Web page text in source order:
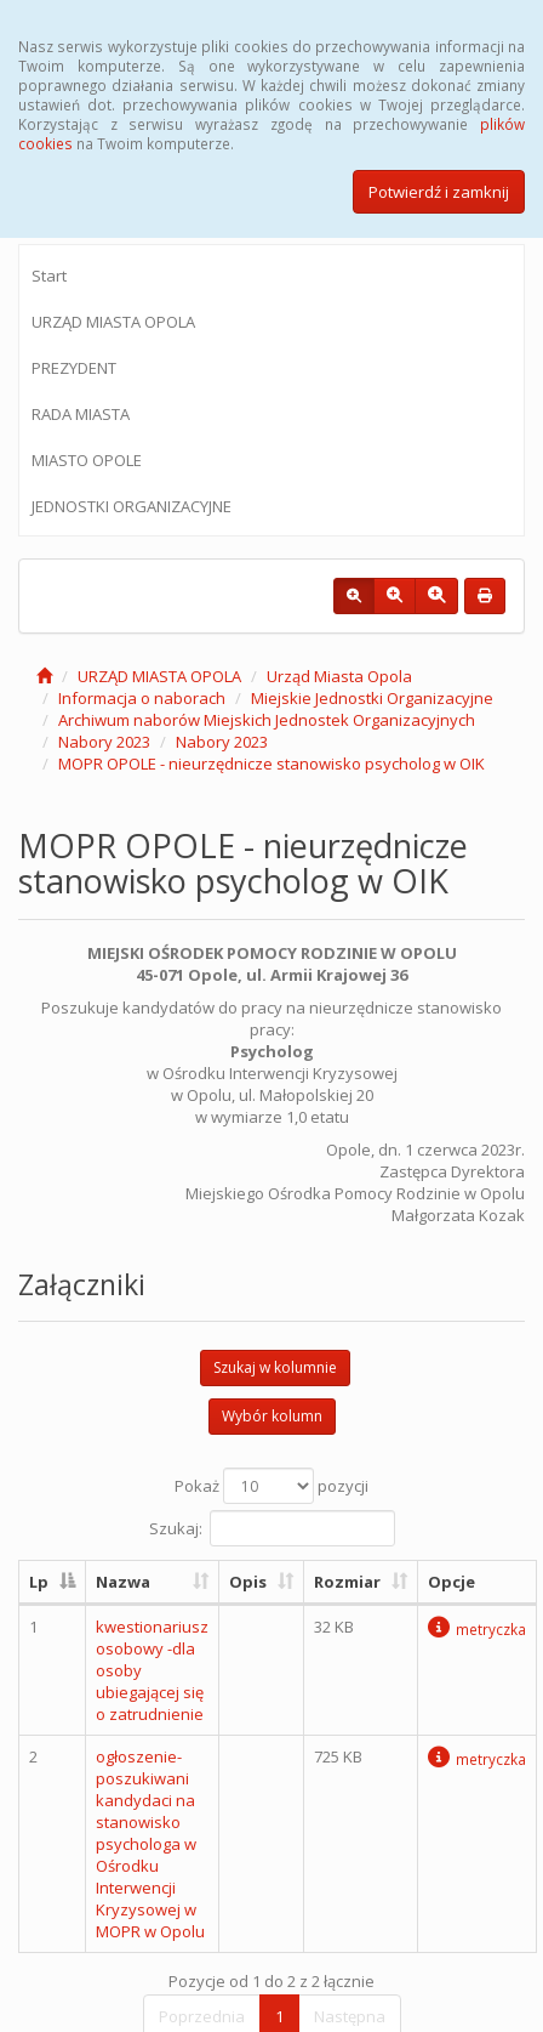
Nasz serwis wykorzystuje pliki cookies do przechowywania informacji na
Twoim komputerze. Są one wykorzystywane w celu zapewnienia
poprawnego działania serwisu. W każdej chwili możesz dokonać zmiany
ustawień dot. przechowywania plików cookies w Twojej przeglądarce.
Korzystając z serwisu wyrażasz zgodę na przechowywanie plików
cookies na Twoim komputerze.
Potwierdź i zamknij
BIULETYN INFORMACJI PUBLICZNEJ
Urzędu Miasta Opola
Start
URZĄD MIASTA OPOLA
PREZYDENT
RADA MIASTA
MIASTO OPOLE
JEDNOSTKI ORGANIZACYJNE
URZĄD MIASTA OPOLA
Urząd Miasta Opola
Informacja o naborach
Miejskie Jednostki Organizacyjne
Archiwum naborów Miejskich Jednostek Organizacyjnych
Nabory 2023
Nabory 2023
MOPR OPOLE - nieurzędnicze stanowisko psycholog w OIK
MOPR OPOLE - nieurzędnicze
stanowisko psycholog w OIK
MIEJSKI OŚRODEK POMOCY RODZINIE W OPOLU
45-071 Opole, ul. Armii Krajowej 36
Poszukuje kandydatów do pracy na nieurzędnicze stanowisko
pracy:
Psycholog
w Ośrodku Interwencji Kryzysowej
w Opolu, ul. Małopolskiej 20
w wymiarze 1,0 etatu
Opole, dn. 1 czerwca 2023r.
Zastępca Dyrektora
Miejskiego Ośrodka Pomocy Rodzinie w Opolu
Małgorzata Kozak
Załączniki
Szukaj w kolumnie
Wybór kolumn
Pokaż
pozycji
Szukaj:
Lp Nazwa Opis Rozmiar Opcje
1
kwestionariusz
osobowy -dla
osoby
ubiegającej się
o zatrudnienie
32 KB metryczka
2
ogłoszenie-
poszukiwani
kandydaci na
stanowisko
psychologa w
Ośrodku
Interwencji
Kryzysowej w
MOPR w Opolu
725 KB metryczka
Pozycje od 1 do 2 z 2 łącznie
Poprzednia
1 Następna